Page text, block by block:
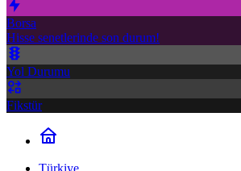
Borsa
Hisse senetlerinde son durum!
Yol Durumu
Fikstür
Türkiye